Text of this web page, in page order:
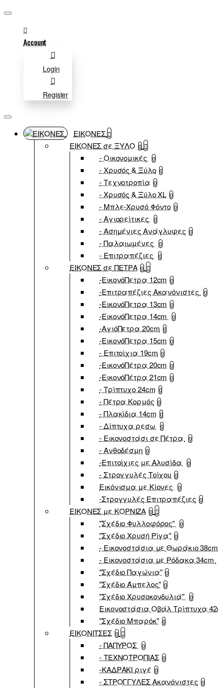
Account
Login
Register
ΕΙΚΟΝΕΣ
ΕΙΚΟΝΕΣ σε ΞΥΛΟ 0
- Οικονομικές 0
- Χρυσός & Ξύλο 0
- Τεχνοτροπία 0
- Χρυσός & Ξύλο XL 0
- Μπλε-Χρυσό Φόντο 0
- Αγιορείτικες 0
- Ασημένιες Ανάγλυφες 0
- Παλαιωμένες 0
- Επιτραπέζιες 0
ΕΙΚΟΝΕΣ σε ΠΕΤΡΑ 0
-ΕικονόΠετρα 12cm 0
-Επιτραπέζιες Ακανόνιστες 0
-ΕικονόΠετρα 13cm 0
-ΕικονόΠετρα 14cm 0
-ΑγιόΠετρα 20cm 0
-ΕικονόΠετρα 15cm 0
- Επιτοίχια 19cm 0
-ΕικονόΠέτρα 20cm 0
-ΕικονόΠέτρα 21cm 0
- Τρίπτυχο 24cm 0
- Πέτρα Κορμός 0
- Πλακίδια 14cm 0
- Δίπτυχα ρεσω 0
- Εικονοστάσι σε Πέτρα 0
- Ανθοδέσμη 0
-Επιτοίχιες με Αλυσίδα 0
- Στρογγυλές Τοίχου 0
Εικόνισμα με Κίονες 0
-Στρογγυλές Επιτραπέζιες 0
ΕΙΚΟΝΕΣ με ΚΟΡΝΙΖΑ 0
"Σχέδιο Φυλλοφόρος" 0
"Σχέδιο Χρυσή Ρίγα" 0
- Εικονοστάσια με Θωράκιο
- Εικονοστάσια με Ρόδακα 34cm
"Σχέδιο Παγώνια" 0
"Σχέδιο Άμπελος" 0
"Σχέδιο Χρυσοκονδυλιά" 0
Εικονοστάσια Οβάλ Τρίπτυχα
"Σχέδιο Μπαρόκ" 0
ΕΙΚΟΝΙΤΣΕΣ 0
- ΠΑΠΥΡΟΣ 0
- ΤΕΧΝΟΤΡΟΠΙΑΣ 0
-ΚΑΔΡΑΚΙ ριγέ 0
- ΣΤΡΟΓΓΥΛΕΣ Ακανόνιστες 0